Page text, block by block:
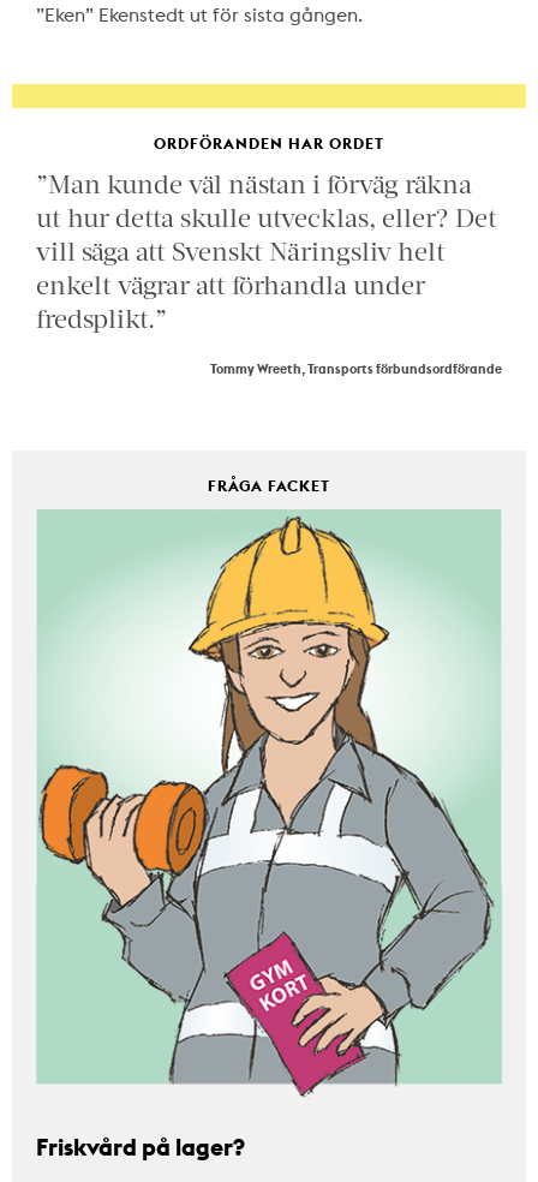
”Eken” Ekenstedt ut för sista gången.
ORDFÖRANDEN HAR ORDET
”Man kunde väl nästan i förväg räkna
ut hur detta skulle utvecklas, eller? Det
vill säga att Svenskt Näringsliv helt
enkelt vägrar att förhandla under
fredsplikt.”
Tommy Wreeth, Transports förbundsordförande
FRÅGA FACKET
Friskvård på lager?